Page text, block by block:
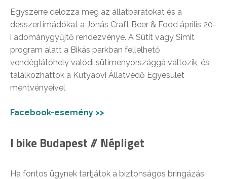
Egyszerre célozza meg az állatbarátokat és a
desszertimádókat a Jónás Craft Beer & Food április 20-
i adománygyűjtő rendezvénye. A Sütit vagy Simit
program alatt a Bikás parkban fellelhető
vendéglátóhely valódi sütimenyországgá változik, és
találkozhattok a Kutyaovi Állatvédő Egyesület
mentvényeivel.
Facebook-esemény >>
I bike Budapest // Népliget
Ha fontos ügynek tartjátok a biztonságos bringázás